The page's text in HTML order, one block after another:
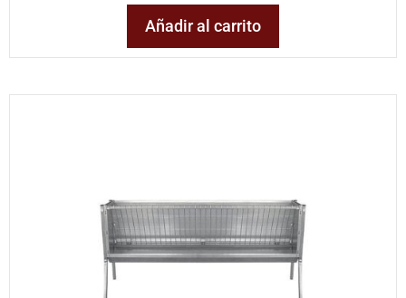
Añadir al carrito